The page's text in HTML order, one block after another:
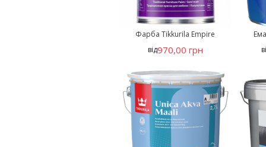
Фарба Tikkurila Empire
від970,00 грн